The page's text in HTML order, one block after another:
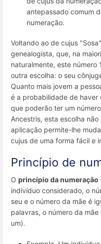
antepassado comum
numeração.
Voltando ao de cujus
genealogista, que, na
naturalmente, este número
outra escolha: o seu
Quanto mais jovem a
é a probabilidade de haver
que poderão ter um
Ancestris, esta escolha
aplicação permite-lhe
cujus de uma forma fácil e
Princípio de
O princípio da numeração
indivíduo considerado, o
seu e o número da mãe é
palavras, o número da
um).